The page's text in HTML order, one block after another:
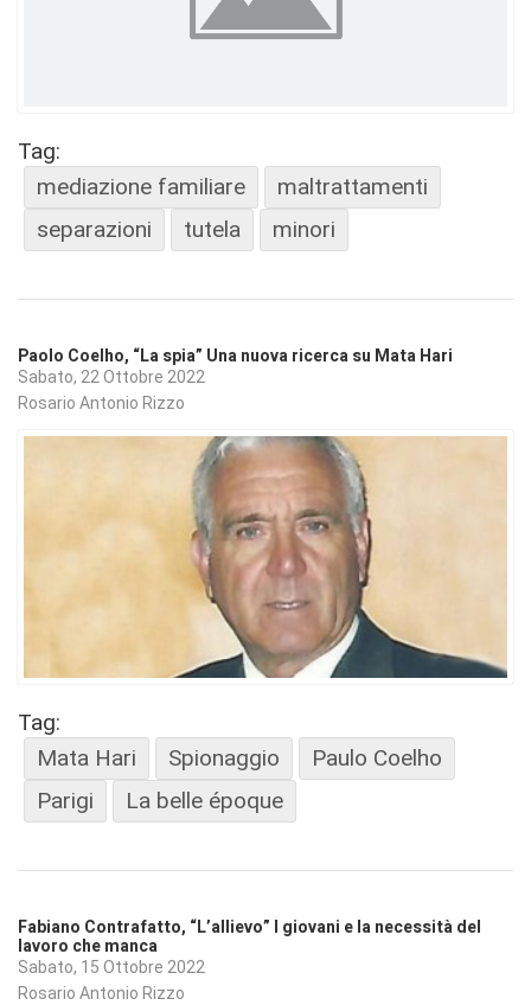
Tag:
mediazione familiare
maltrattamenti
separazioni
tutela minori
Paolo Coelho, “La spia” Una nuova ricerca su Mata Hari
Sabato, 22 Ottobre 2022
Rosario Antonio Rizzo
Tag:
Mata Hari
Spionaggio
Paulo Coelho
Parigi
La belle époque
Fabiano Contrafatto, “L’allievo” I giovani e la necessità del
lavoro che manca
Sabato, 15 Ottobre 2022
Rosario Antonio Rizzo